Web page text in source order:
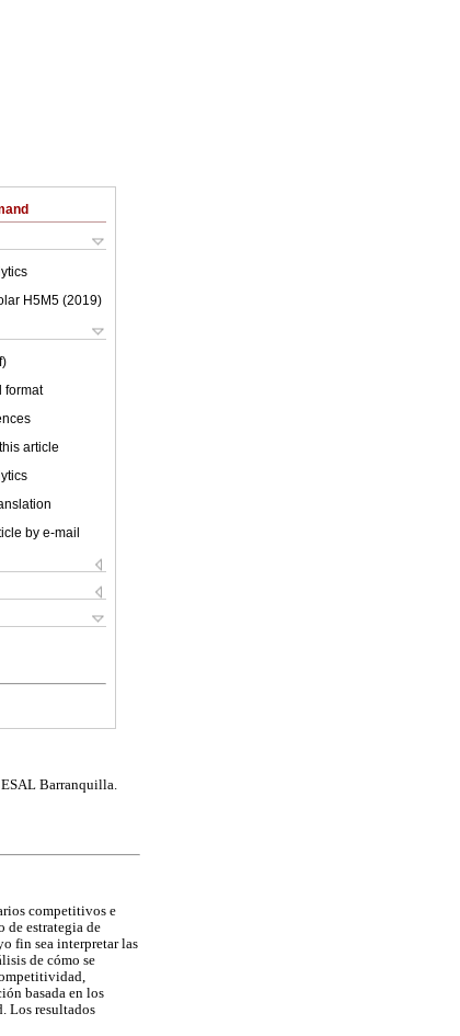
H5M5 (2019)
format
article
by e-mail
Barranquilla.
competitivos e
de estrategia de
fin sea interpretar las
de cómo se
basada en los
Los resultados